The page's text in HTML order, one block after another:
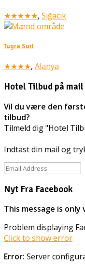
★★★★★, Sığacık
Tugra Suit
★★★★, Alanya
Hotel Tilbud på mail
Vil du være den
tilbud?
Tilmeld dig "Hotel
Indtast din mail og
Nyt Fra Facebook
This message is only
Problem displaying
Click to show error
Error: Server